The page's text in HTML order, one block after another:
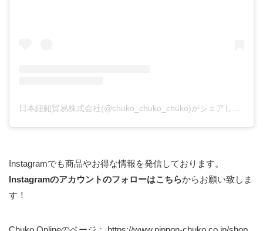
日本紐釦貿易株式会社(@chuko_chuko_chuko)がシェアした投稿
Instagramでも商品やお得な情報を発信しております。
Instagramのアカウントのフォローはこちらからお願い致しま
す！